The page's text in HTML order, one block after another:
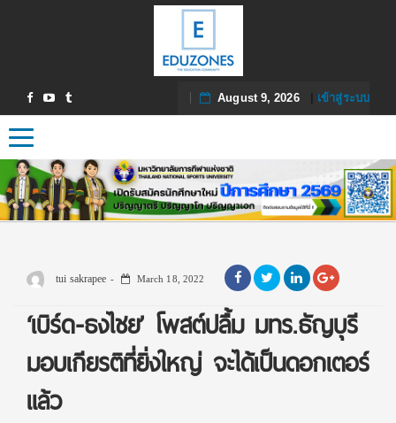
August 9, 2026| เข้าสู่ระบบ
Toggle navigation
tui sakrapee March 18, 2022
‘เบิร์ด-ธงไชย’ โพสต์ปลื้ม มทร.ธัญบุรี
มอบเกียรติที่ยิ่งใหญ่ จะได้เป็นดอกเตอร์
แล้ว